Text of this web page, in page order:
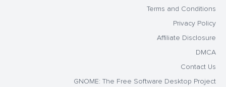
Terms and Conditions
Privacy Policy
Affiliate Disclosure
DMCA
Contact Us
GNOME: The Free Software Desktop Project